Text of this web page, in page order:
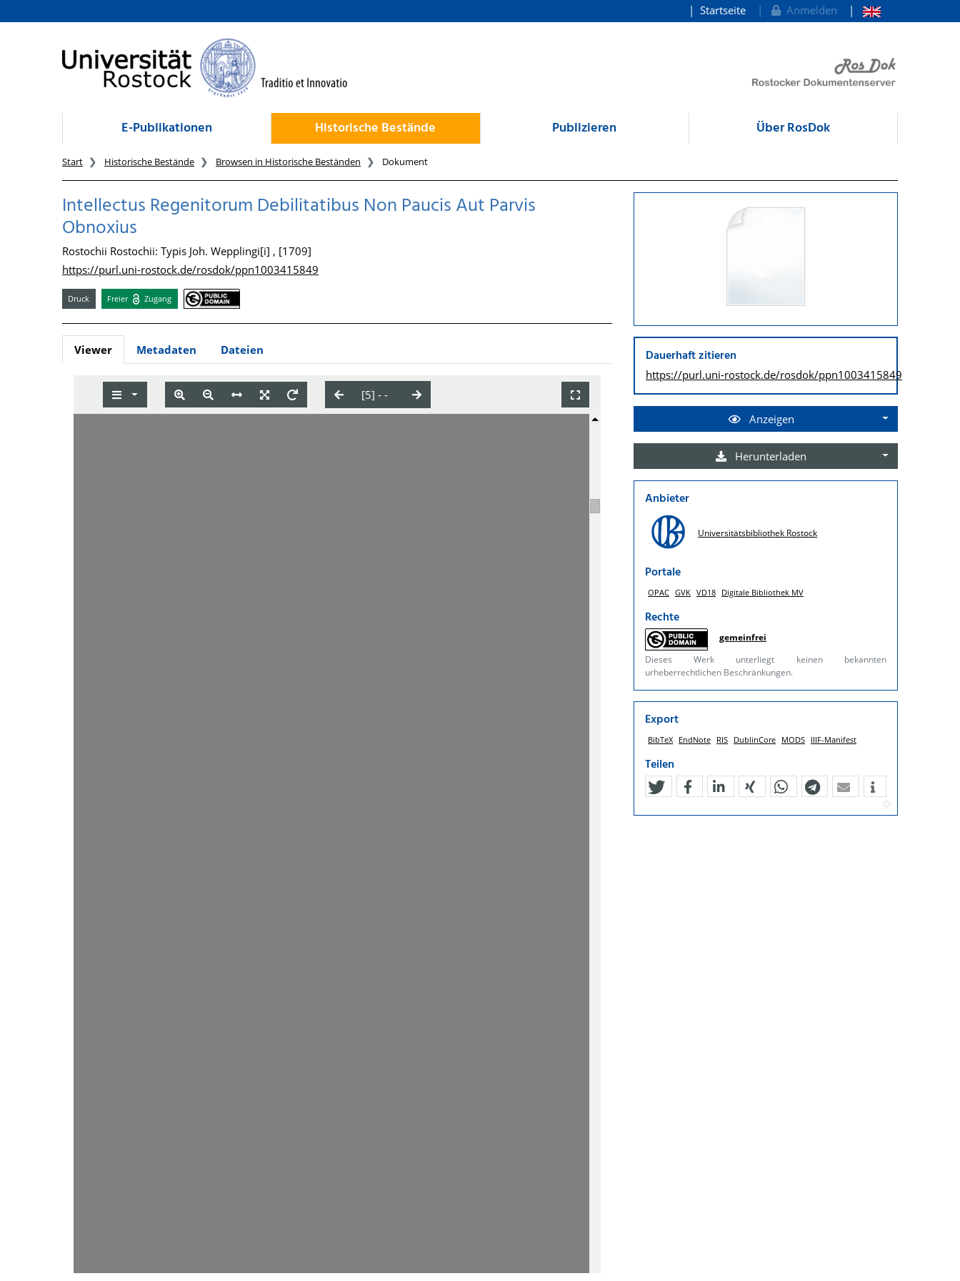
zum Inhalt
Startseite Anmelden
E-Publikationen Historische Bestände Publizieren Über RosDok
Start Historische Bestände Browsen in Historische Beständen Dokument
Intellectus Regenitorum Debilitatibus Non Paucis Aut Parvis
Obnoxius
Rostochii Rostochii: Typis Joh. Wepplingi[i] , [1709]
https://purl.uni-rostock.de/rosdok/ppn1003415849
Druck Freier Zugang
Viewer Metadaten Dateien Dauerhaft zitieren
https://purl.uni-rostock.de/rosdok/ppn1003415849
Anzeigen
Herunterladen
Anbieter
Universitätsbibliothek Rostock
Portale
OPAC GVK VD18 Digitale Bibliothek MV
Rechte
gemeinfrei
Dieses Werk unterliegt keinen bekannten
urheberrechtlichen Beschränkungen.
Export
BibTeX EndNote RIS DublinCore MODS IIIF-Manifest
Teilen